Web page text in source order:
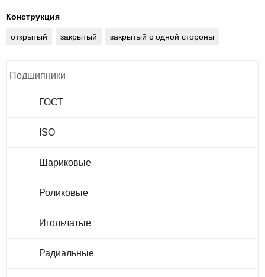
Конструкция
открытый закрытый закрытый с одной стороны
Подшипники
ГОСТ
ISO
Шариковые
Роликовые
Игольчатые
Радиальные